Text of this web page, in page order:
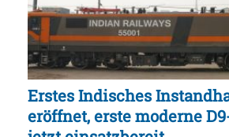
Erstes Indisches
eröffnet, erste moderne